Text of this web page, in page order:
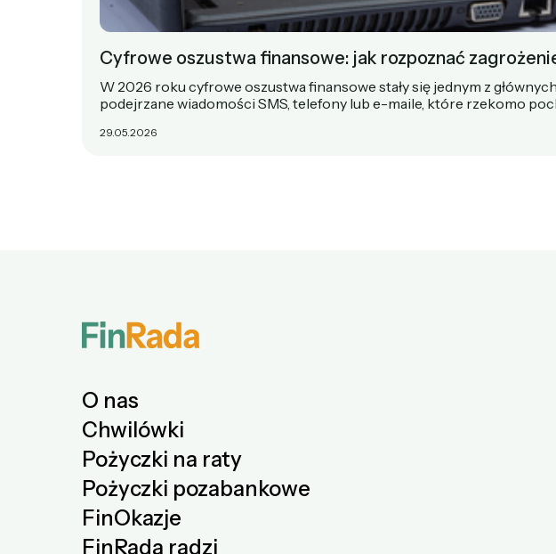
Cyfrowe oszustwa finansowe: jak rozpoznać
W 2026 roku cyfrowe oszustwa finansowe stały się jednym z
podejrzane wiadomości SMS, telefony lub e-maile, które rzekomo
29.05.2026
O nas
Chwilówki
Pożyczki na raty
Pożyczki pozabankowe
FinOkazje
FinRada radzi